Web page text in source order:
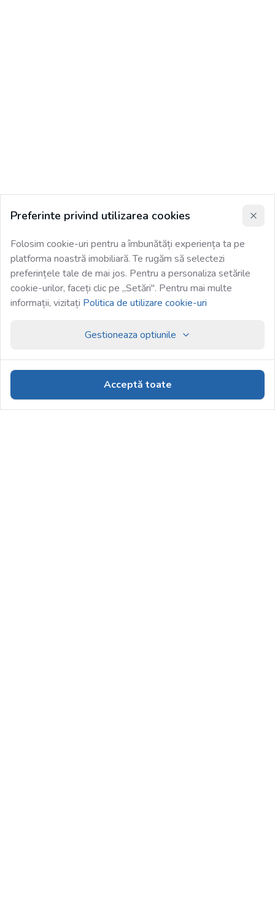
Preferinte privind utilizarea cookies
Folosim cookie-uri pentru a îmbunătăți experiența ta pe
platforma noastră imobiliară. Te rugăm să selectezi
preferințele tale de mai jos. Pentru a personaliza setările
cookie-urilor, faceți clic pe „Setări". Pentru mai multe
informații, vizitați Politica de utilizare cookie-uri
Gestioneaza optiunile
Acceptă toate